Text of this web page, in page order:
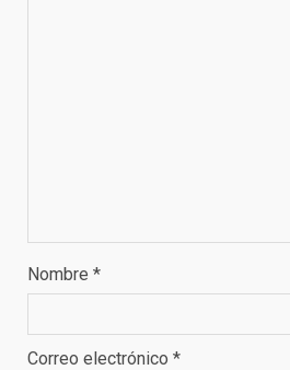
Nombre *
Correo electrónico *